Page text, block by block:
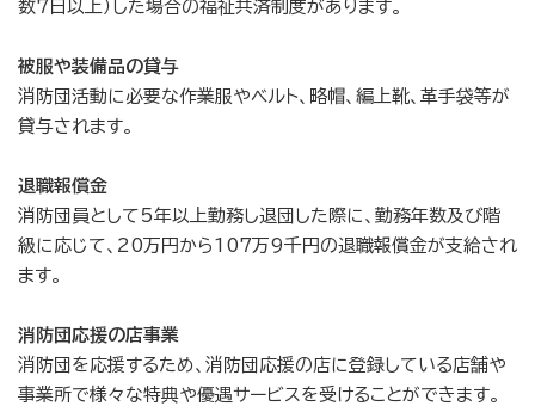
数7日以上）した場合の福祉共済制度があります。
被服や装備品の貸与
消防団活動に必要な作業服やベルト、略帽、編上靴、革手袋等が
貸与されます。
退職報償金
消防団員として5年以上勤務し退団した際に、勤務年数及び階
級に応じて、20万円から107万9千円の退職報償金が支給され
ます。
消防団応援の店事業
消防団を応援するため、消防団応援の店に登録している店舗や
事業所で様々な特典や優遇サービスを受けることができます。